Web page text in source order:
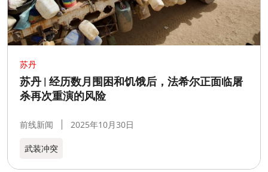
苏丹
苏丹 | 经历数月围困和饥饿后，法希尔正面临屠
杀再次重演的风险
前线新闻 2025年10月30日
武装冲突